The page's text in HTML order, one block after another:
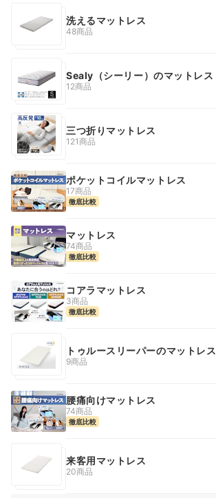
洗えるマットレス
48商品
Sealy（シーリー）のマットレス
12商品
三つ折りマットレス
121商品
ポケットコイルマットレス
17商品
徹底比較
マットレス
74商品
徹底比較
コアラマットレス
3商品
徹底比較
トゥルースリーパーのマットレス
9商品
腰痛向けマットレス
74商品
徹底比較
来客用マットレス
20商品